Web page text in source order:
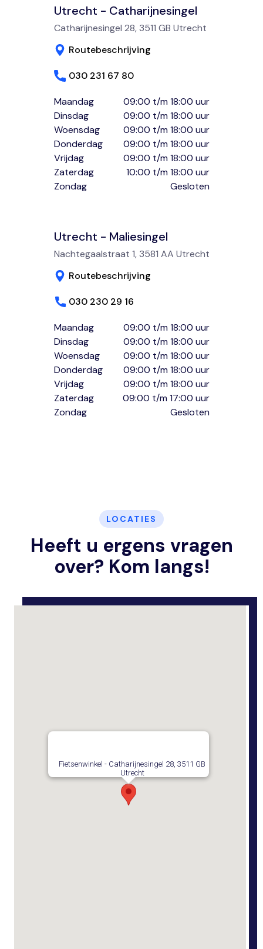
Utrecht - Catharijnesingel
Catharijnesingel 28, 3511 GB Utrecht
Routebeschrijving
030 231 67 80
Maandag
Dinsdag
Woensdag
Donderdag
Vrijdag
Zaterdag
Zondag
09:00 t/m 18:00 uur
09:00 t/m 18:00 uur
09:00 t/m 18:00 uur
09:00 t/m 18:00 uur
09:00 t/m 18:00 uur
10:00 t/m 18:00 uur
Gesloten
Utrecht - Maliesingel
Nachtegaalstraat 1, 3581 AA Utrecht
Routebeschrijving
030 230 29 16
Maandag
Dinsdag
Woensdag
Donderdag
Vrijdag
Zaterdag
Zondag
09:00 t/m 18:00 uur
09:00 t/m 18:00 uur
09:00 t/m 18:00 uur
09:00 t/m 18:00 uur
09:00 t/m 18:00 uur
09:00 t/m 17:00 uur
Gesloten
LOCATIES
Heeft u ergens vragen
over? Kom langs!
Fietsenwinkel - Catharijnesingel 28, 3511 GB
Utrecht